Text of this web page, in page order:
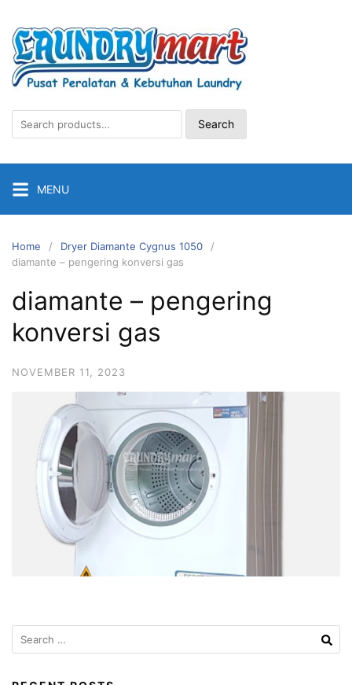
content
Search
for:
Search
MENU
Home
Dryer Diamante Cygnus 1050
diamante – pengering konversi gas
diamante – pengering
konversi gas
NOVEMBER 11, 2023
Search
for: